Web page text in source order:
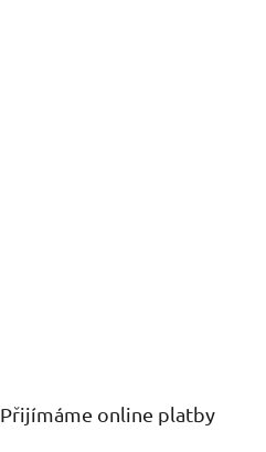
Přijímáme online platby